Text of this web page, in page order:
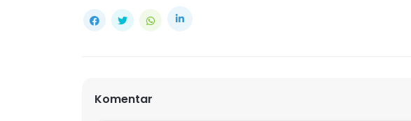
Komentar